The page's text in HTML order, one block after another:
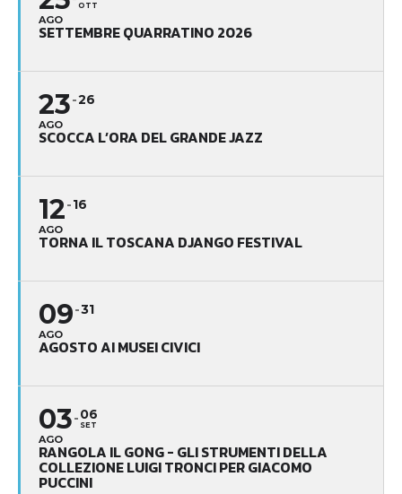
AGO
OTT
SETTEMBRE QUARRATINO 2026
23
AGO
26
SCOCCA L’ORA DEL GRANDE JAZZ
12
AGO
16
TORNA IL TOSCANA DJANGO FESTIVAL
09
AGO
31
AGOSTO AI MUSEI CIVICI
03
AGO
06
SET
RANGOLA IL GONG - GLI STRUMENTI DELLA
COLLEZIONE LUIGI TRONCI PER GIACOMO
PUCCINI